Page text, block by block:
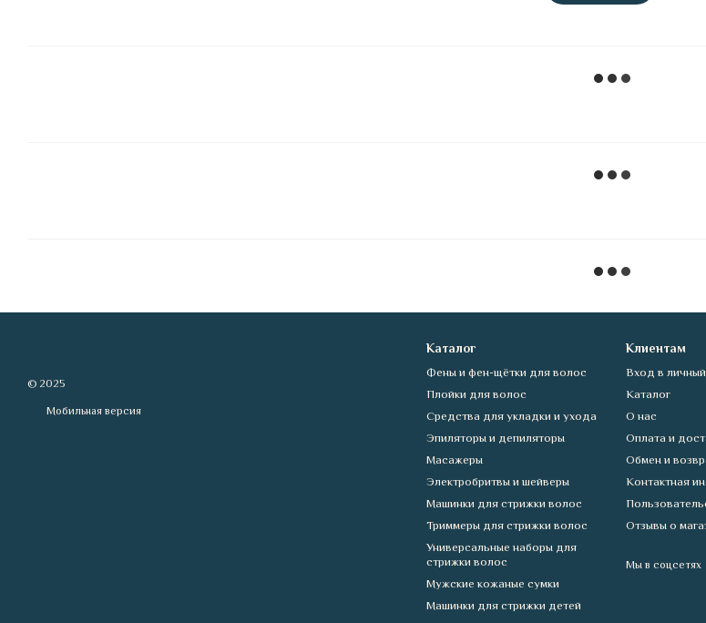
© 2025
Мобильная версия
Каталог
Фены и фен-щётки для волос
Плойки для волос
Средства для укладки и ухода
Эпиляторы и депиляторы
Масажеры
Электробритвы и шейверы
Машинки для стрижки волос
Триммеры для стрижки волос
Универсальные наборы для
стрижки волос
Мужские кожаные сумки
Машинки для стрижки детей
Клиентам
Вход в
Каталог
О нас
Оплата и
Обмен и
Контактная
Отзывы о
Мы в соцсетях